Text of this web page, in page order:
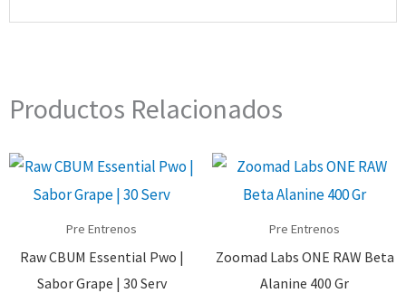
Productos Relacionados
Pre Entrenos
Raw CBUM Essential Pwo |
Sabor Grape | 30 Serv
Pre Entrenos
Zoomad Labs ONE RAW Beta
Alanine 400 Gr